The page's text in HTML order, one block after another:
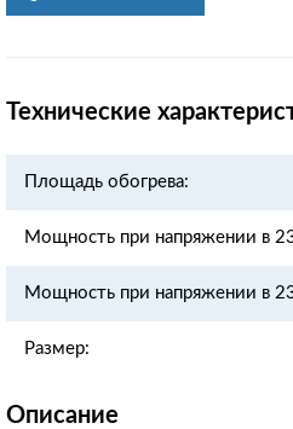
Технические
Площадь обогрева:
Мощность при напряжении в
Мощность при напряжении в
Размер:
Описание